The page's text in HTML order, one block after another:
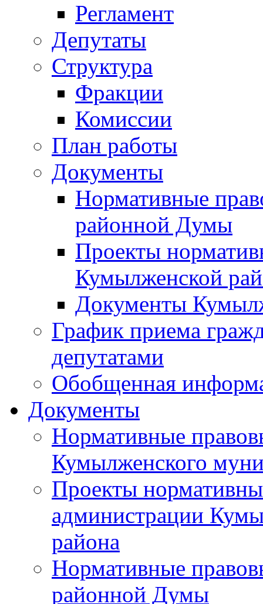
Регламент
Депутаты
Структура
Фракции
Комиссии
План работы
Документы
Нормативные
районной Думы
Проекты
Кумылженской
Документы
График приема
депутатами
Обобщенная
Документы
Нормативные
Кумылженского
Проекты
администрации
района
Нормативные
районной Думы